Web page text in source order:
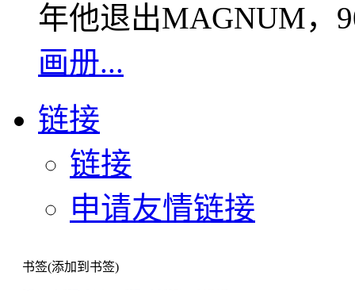
年他退出MAGNUM，
画册...
链接
链接
申请友情链接
书签(添加到书签)